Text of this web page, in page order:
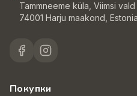
Tammneeme küla, Viimsi vald
74001 Harju maakond, Estonia
Покупки